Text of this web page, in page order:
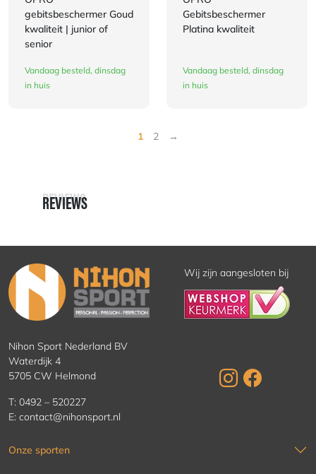
gebitsbeschermer Goud
kwaliteit | junior of
senior
Vandaag besteld, dinsdag
in huis
Gebitsbeschermer
Platina kwaliteit
Vandaag besteld, dinsdag
in huis
1 2 →
REVIEWS
REVIEWS
Wij zijn aangesloten bij
Nihon Sport Nederland BV
Waterdijk 4
5705 CW Helmond
T: 0492 – 520227
E: contact@nihonsport.nl
Onze sporten